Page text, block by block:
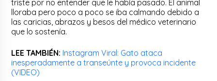
triste por no entender que le había pasado. El animal
lloraba pero poco a poco se iba calmando debido a
las caricias, abrazos y besos del médico veterinario
que lo sostenía.
LEE TAMBIÉN: Instagram Viral: Gato ataca
inesperadamente a transeúnte y provoca incidente
(VIDEO)